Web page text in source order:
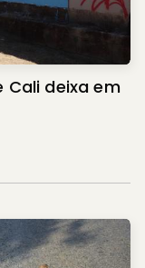
em